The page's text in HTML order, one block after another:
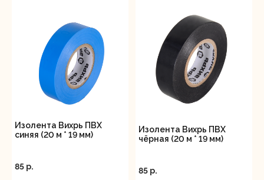
напряжения бесконтактным способом можно
находить место расположения проводки.
Особенности:
Удобная прищепка для хранения.
Наконечник с контактной поверхностью.
Изолированный корпус.
Отсек с батарейками.
Изолента Вихрь ПВХ
синяя (20 м * 19 мм)
85 p.
Изолента Вихрь ПВХ
чёрная (20 м * 19 мм)
85 p.